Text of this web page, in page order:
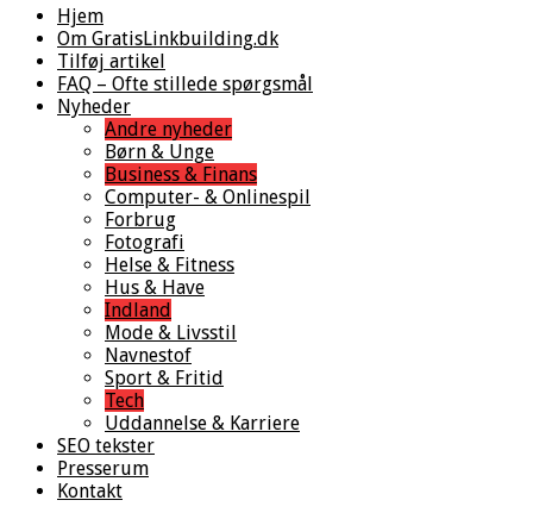
Hjem
Om GratisLinkbuilding.dk
Tilføj artikel
FAQ – Ofte stillede spørgsmål
Nyheder
Andre nyheder
Børn & Unge
Business & Finans
Computer- & Onlinespil
Forbrug
Fotografi
Helse & Fitness
Hus & Have
Indland
Mode & Livsstil
Navnestof
Sport & Fritid
Tech
Uddannelse & Karriere
SEO tekster
Presserum
Kontakt